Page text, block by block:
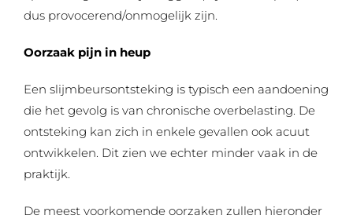
dus provocerend/onmogelijk zijn.
Oorzaak pijn in heup
Een slijmbeursontsteking is typisch een aandoening
die het gevolg is van chronische overbelasting. De
ontsteking kan zich in enkele gevallen ook acuut
ontwikkelen. Dit zien we echter minder vaak in de
praktijk.
De meest voorkomende oorzaken zullen hieronder